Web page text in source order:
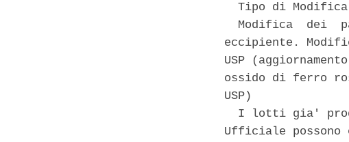
Tipo di
Modifica  dei
eccipiente.
USP
ossido di ferro
USP)
I lotti gia'
Ufficiale